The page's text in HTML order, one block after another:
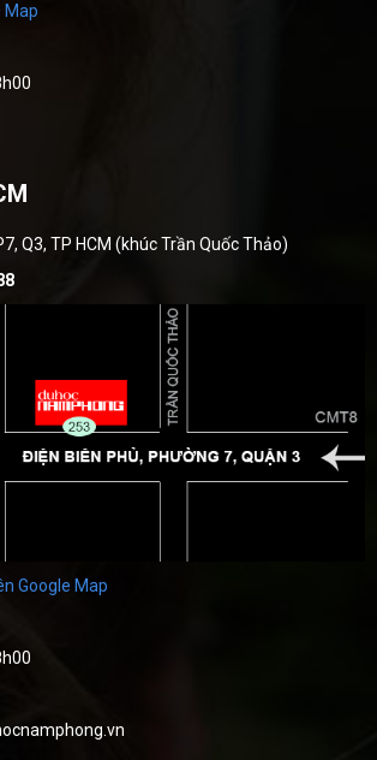
Map
Q3, TP HCM (khúc Trần Quốc Thảo)
Google Map